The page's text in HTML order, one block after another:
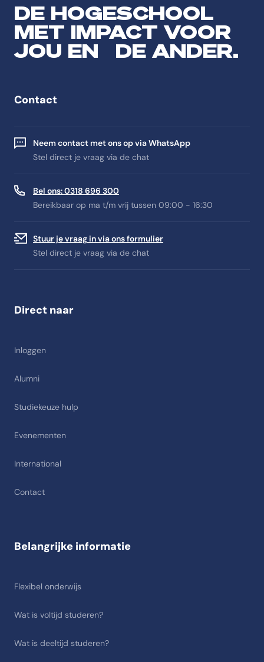
DE HOGESCHOOL
MET IMPACT VOOR
JOU EN DE ANDER.
Contact
Neem contact met ons op via WhatsApp
Stel direct je vraag via de chat
Bel ons: 0318 696 300
Bereikbaar op ma t/m vrij tussen 09:00 - 16:30
Stuur je vraag in via ons formulier
Stel direct je vraag via de chat
Direct naar
Inloggen
Alumni
Studiekeuze hulp
Evenementen
International
Contact
Belangrijke informatie
Flexibel onderwijs
Wat is voltijd studeren?
Wat is deeltijd studeren?